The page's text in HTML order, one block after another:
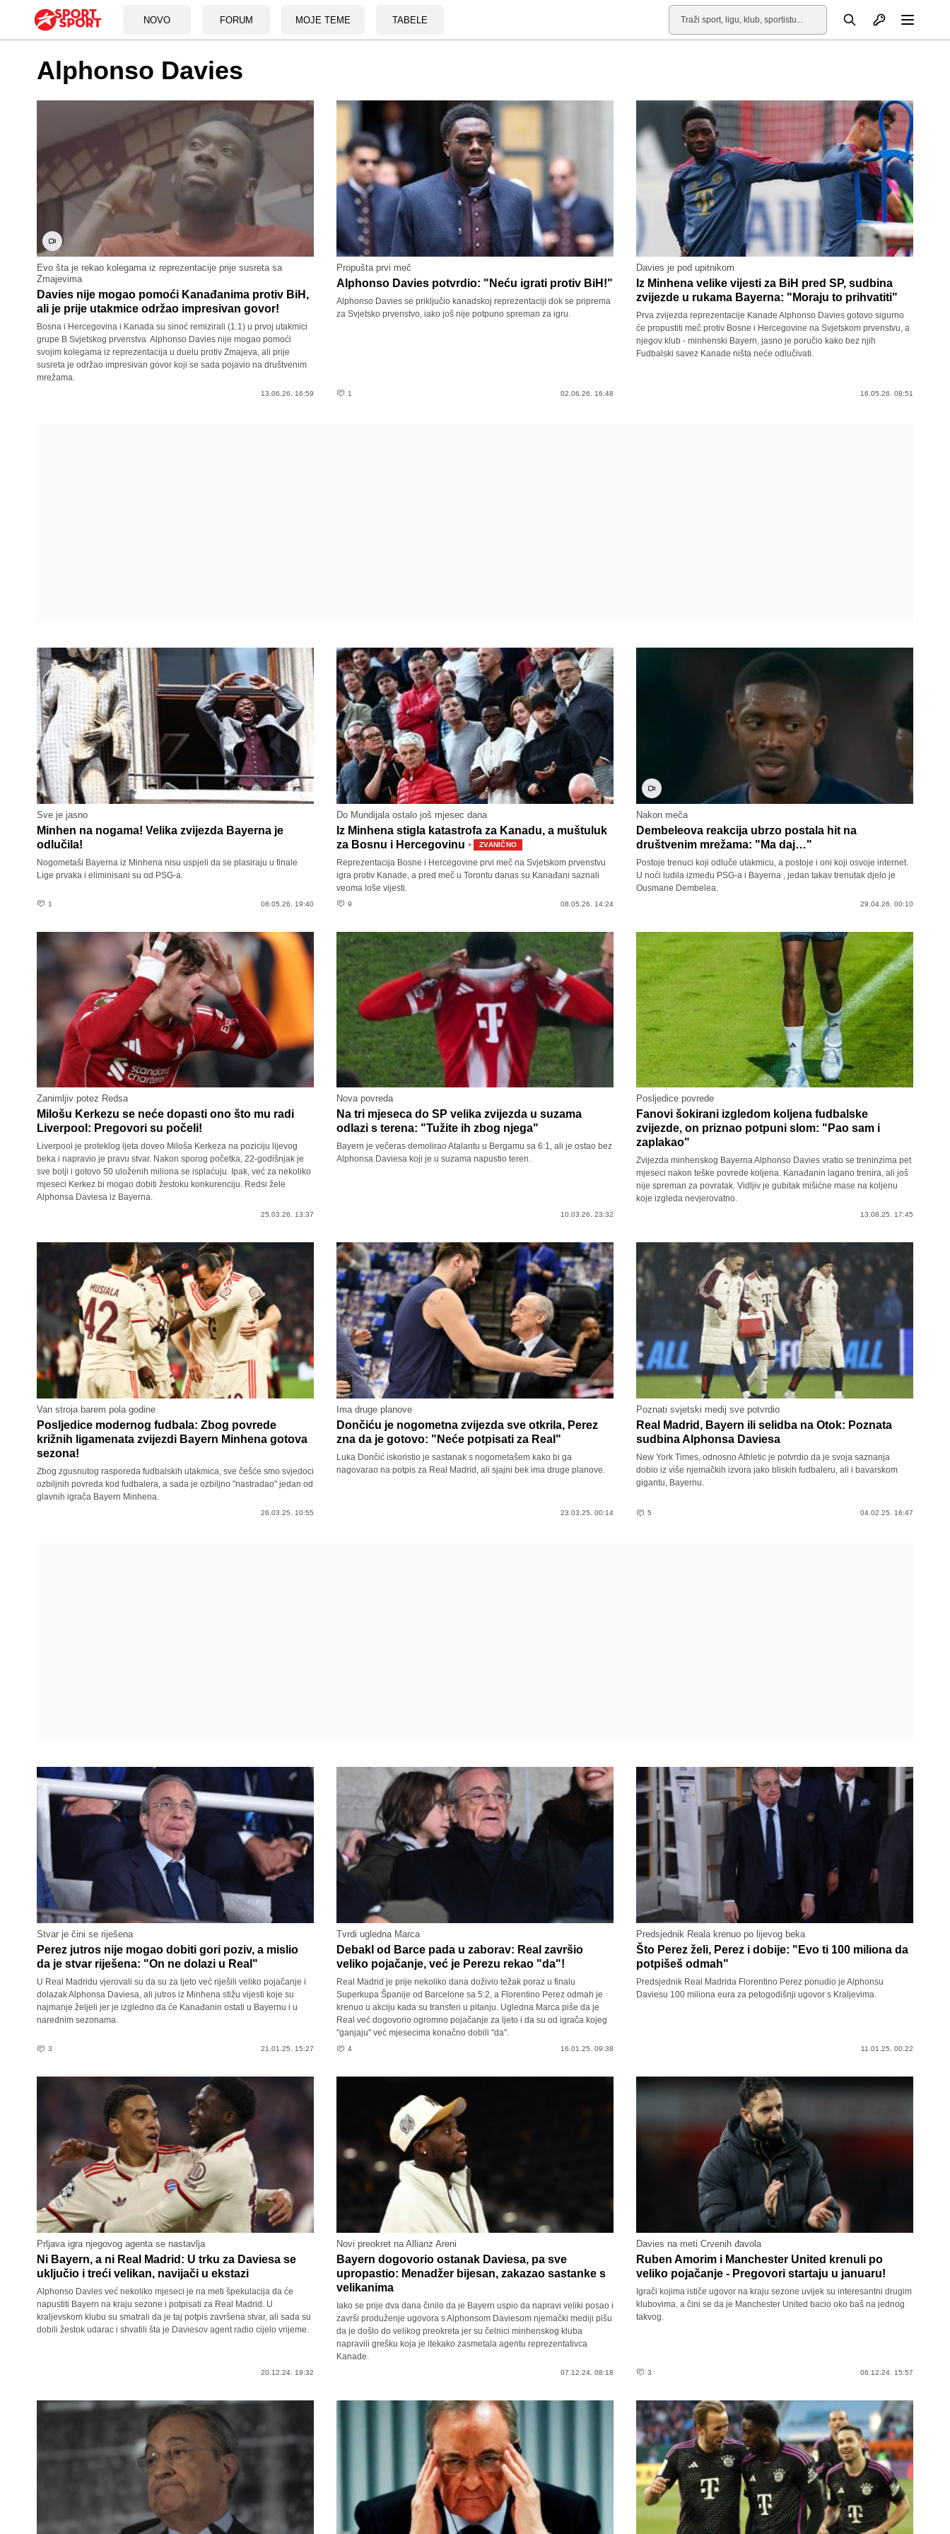
NOVO FORUM MOJE TEME TABELE
Pretraga Otvori profil
Alphonso Davies
Evo šta je rekao kolegama iz reprezentacije prije susreta sa
Zmajevima
Davies nije mogao pomoći Kanađanima protiv BiH,
ali je prije utakmice održao impresivan govor!
Bosna i Hercegovina i Kanada su sinoć remizirali (1:1) u prvoj utakmici
grupe B Svjetskog prvenstva. Alphonso Davies nije mogao pomoći
svojim kolegama iz reprezentacija u duelu protiv Zmajeva, ali prije
susreta je održao impresivan govor koji se sada pojavio na društvenim
mrežama.
13.06.26. 16:59
Propušta prvi meč
Alphonso Davies potvrdio: "Neću igrati protiv BiH!"
Alphonso Davies se priključio kanadskoj reprezentaciji dok se priprema
za Svjetsko prvenstvo, iako još nije potpuno spreman za igru.
1 02.06.26. 16:48
Davies je pod upitnikom
Iz Minhena velike vijesti za BiH pred SP, sudbina
zvijezde u rukama Bayerna: "Moraju to prihvatiti"
Prva zvijezda reprezentacije Kanade Alphonso Davies gotovo sigurno
će propustiti meč protiv Bosne i Hercegovine na Svjetskom prvenstvu, a
njegov klub - minhenski Bayern, jasno je poručio kako bez njih
Fudbalski savez Kanade ništa neće odlučivati.
16.05.26. 08:51
Sve je jasno
Minhen na nogama! Velika zvijezda Bayerna je
odlučila!
Nogometaši Bayerna iz Minhena nisu uspjeli da se plasiraju u finale
Lige prvaka i eliminisani su od PSG-a.
1 08.05.26. 19:40
Do Mundijala ostalo još mjesec dana
Iz Minhena stigla katastrofa za Kanadu, a muštuluk
za Bosnu i Hercegovinu · ZVANIČNO
Reprezentacija Bosne i Hercegovine prvi meč na Svjetskom prvenstvu
igra protiv Kanade, a pred meč u Torontu danas su Kanađani saznali
veoma loše vijesti.
9 08.05.26. 14:24
Nakon meča
Dembeleova reakcija ubrzo postala hit na
društvenim mrežama: "Ma daj…"
Postoje trenuci koji odluče utakmicu, a postoje i oni koji osvoje internet.
U noći ludila između PSG-a i Bayerna , jedan takav trenutak djelo je
Ousmane Dembelea.
29.04.26. 00:10
Zanimljiv potez Redsa
Milošu Kerkezu se neće dopasti ono što mu radi
Liverpool: Pregovori su počeli!
Liverpool je proteklog ljeta doveo Miloša Kerkeza na poziciju lijevog
beka i napravio je pravu stvar. Nakon sporog početka, 22-godišnjak je
sve bolji i gotovo 50 uloženih miliona se isplaćuju. Ipak, već za nekoliko
mjeseci Kerkez bi mogao dobiti žestoku konkurenciju. Redsi žele
Alphonsa Daviesa iz Bayerna.
25.03.26. 13:37
Nova povreda
Na tri mjeseca do SP velika zvijezda u suzama
odlazi s terena: "Tužite ih zbog njega"
Bayern je večeras demolirao Atalantu u Bergamu sa 6:1, ali je ostao bez
Alphonsa Daviesa koji je u suzama napustio teren.
10.03.26. 23:32
Posljedice povrede
Fanovi šokirani izgledom koljena fudbalske
zvijezde, on priznao potpuni slom: "Pao sam i
zaplakao"
Zvijezda minhenskog Bayerna Alphonso Davies vratio se treninzima pet
mjeseci nakon teške povrede koljena. Kanađanin lagano trenira, ali još
nije spreman za povratak. Vidljiv je gubitak mišićne mase na koljenu
koje izgleda nevjerovatno.
13.08.25. 17:45
Van stroja barem pola godine
Posljedice modernog fudbala: Zbog povrede
križnih ligamenata zvijezdi Bayern Minhena gotova
sezona!
Zbog zgusnutog rasporeda fudbalskih utakmica, sve češće smo svjedoci
ozbiljnih povreda kod fudbalera, a sada je ozbiljno "nastradao" jedan od
glavnih igrača Bayern Minhena.
26.03.25. 10:55
Ima druge planove
Dončiću je nogometna zvijezda sve otkrila, Perez
zna da je gotovo: "Neće potpisati za Real"
Luka Dončić iskoristio je sastanak s nogometašem kako bi ga
nagovarao na potpis za Real Madrid, ali sjajni bek ima druge planove.
23.03.25. 00:14
Poznati svjetski medij sve potvrdio
Real Madrid, Bayern ili selidba na Otok: Poznata
sudbina Alphonsa Daviesa
New York Times, odnosno Athletic je potvrdio da je svoja saznanja
dobio iz više njemačkih izvora jako bliskih fudbaleru, ali i bavarskom
gigantu, Bayernu.
5 04.02.25. 16:47
Stvar je čini se riješena
Perez jutros nije mogao dobiti gori poziv, a mislio
da je stvar riješena: "On ne dolazi u Real"
U Real Madridu vjerovali su da su za ljeto već riješili veliko pojačanje i
dolazak Alphonsa Daviesa, ali jutros iz Minhena stižu vijesti koje su
najmanje željeli jer je izgledno da će Kanađanin ostati u Bayernu i u
narednim sezonama.
3 21.01.25. 15:27
Tvrdi ugledna Marca
Debakl od Barce pada u zaborav: Real završio
veliko pojačanje, već je Perezu rekao "da"!
Real Madrid je prije nekoliko dana doživio težak poraz u finalu
Superkupa Španije od Barcelone sa 5:2, a Florentino Perez odmah je
krenuo u akciju kada su transferi u pitanju. Ugledna Marca piše da je
Real već dogovorio ogromno pojačanje za ljeto i da su od igrača kojeg
"ganjaju" već mjesecima konačno dobili "da".
4 16.01.25. 09:38
Predsjednik Reala krenuo po lijevog beka
Što Perez želi, Perez i dobije: "Evo ti 100 miliona da
potpišeš odmah"
Predsjednik Real Madrida Florentino Perez ponudio je Alphonsu
Daviesu 100 miliona eura za petogodišnji ugovor s Kraljevima.
11.01.25. 00:22
Prljava igra njegovog agenta se nastavlja
Ni Bayern, a ni Real Madrid: U trku za Daviesa se
uključio i treći velikan, navijači u ekstazi
Alphonso Davies već nekoliko mjeseci je na meti špekulacija da će
napustiti Bayern na kraju sezone i potpisati za Real Madrid. U
kraljevskom klubu su smatrali da je taj potpis završena stvar, ali sada su
dobili žestok udarac i shvatili šta je Daviesov agent radio cijelo vrijeme.
20.12.24. 19:32
Novi preokret na Allianz Areni
Bayern dogovorio ostanak Daviesa, pa sve
upropastio: Menadžer bijesan, zakazao sastanke s
velikanima
Iako se prije dva dana činilo da je Bayern uspio da napravi veliki posao i
završi produženje ugovora s Alphonsom Daviesom njemački mediji pišu
da je došlo do velikog preokreta jer su čelnici minhenskog kluba
napravili grešku koja je itekako zasmetala agentu reprezentativca
Kanade.
07.12.24. 08:18
Davies na meti Crvenih đavola
Ruben Amorim i Manchester United krenuli po
veliko pojačanje - Pregovori startaju u januaru!
Igrači kojima ističe ugovor na kraju sezone uvijek su interesantni drugim
klubovima, a čini se da je Manchester United bacio oko baš na jednog
takvog.
3 06.12.24. 15:57